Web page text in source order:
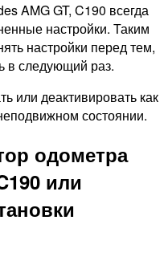
AMG GT, C190 всегда
настройки. Таким
настройки перед тем,
в следующий раз.
или деактивировать как
состоянии.
одометра
или